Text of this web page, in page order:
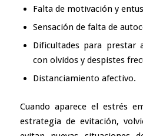
Falta de motivación y
Sensación de falta de
Dificultades para prestar
con olvidos y despistes
Distanciamiento afectivo.
Cuando aparece el estrés
estrategia de evitación,